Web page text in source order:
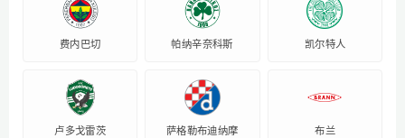
费内巴切 帕纳辛奈科斯 凯尔特人
卢多戈雷茨 萨格勒布迪纳摩 布兰